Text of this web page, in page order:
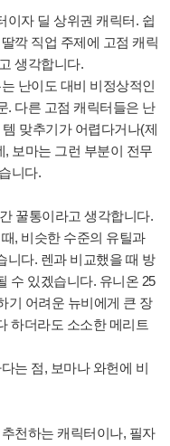
이자 딜 상위권 캐릭터. 쉽
깍 직업 주제에 고점 캐릭
생각합니다.
난이도 대비 비정상적인
. 다른 고점 캐릭터들은 난
맞추기가 어렵다거나(제
보마는 그런 부분이 전무
니다.
꿀통이라고 생각합니다.
, 비슷한 수준의 유틸과
니다. 렌과 비교했을 때 방
수 있겠습니다. 유니온 25
기 어려운 뉴비에게 큰 장
하더라도 소소한 메리트
는 점, 보마나 와헌에 비
천하는 캐릭터이나, 필자